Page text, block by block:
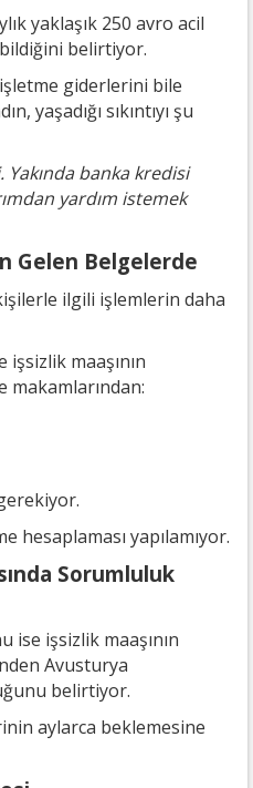
yaklaşık 250 avro acil
belirtiyor.
giderlerini bile
yaşadığı sıkıntıyı şu
banka kredisi
yardım istemek
Gelen Belgelerde
ilgili işlemlerin daha
işsizlik maaşının
makamlarından:
hesaplaması yapılamıyor.
Sorumluluk
ise işsizlik maaşının
Avusturya
belirtiyor.
aylarca beklemesine